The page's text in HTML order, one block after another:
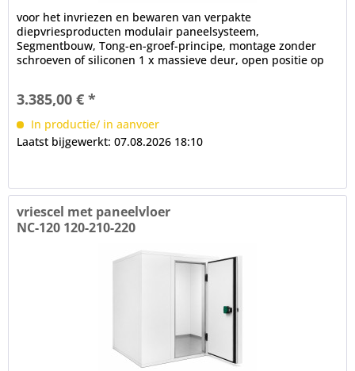
voor het invriezen en bewaren van verpakte
diepvriesproducten modulair paneelsysteem,
Segmentbouw, Tong-en-groef-principe, montage zonder
schroeven of siliconen 1 x massieve deur, open positie op
3.385,00 € *
In productie/ in aanvoer
Laatst bijgewerkt: 07.08.2026 18:10
vriescel met paneelvloer
NC-120 120-210-220